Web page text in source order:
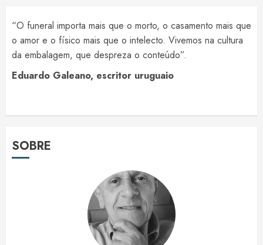
“O funeral importa mais que o morto, o casamento mais que
o amor e o físico mais que o intelecto. Vivemos na cultura
da embalagem, que despreza o conteúdo”.
Eduardo Galeano, escritor uruguaio
SOBRE